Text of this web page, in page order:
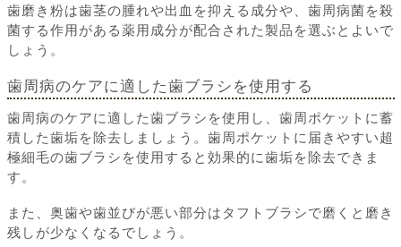
歯磨き粉は歯茎の腫れや出血を抑える成分や、歯周病菌を殺
菌する作用がある薬用成分が配合された製品を選ぶとよいで
しょう。
歯周病のケアに適した歯ブラシを使用する
歯周病のケアに適した歯ブラシを使用し、歯周ポケットに蓄
積した歯垢を除去しましょう。歯周ポケットに届きやすい超
極細毛の歯ブラシを使用すると効果的に歯垢を除去できま
す。
また、奥歯や歯並びが悪い部分はタフトブラシで磨くと磨き
残しが少なくなるでしょう。